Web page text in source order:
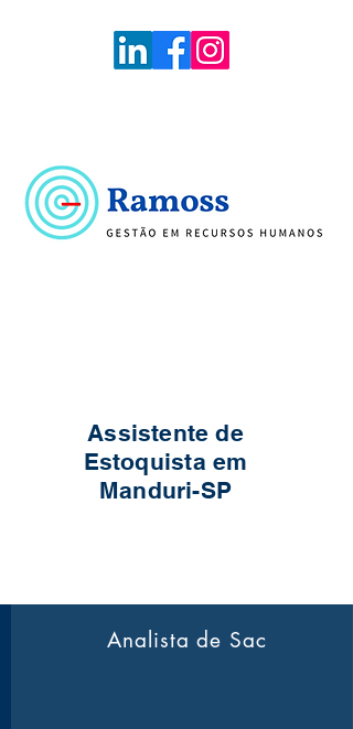
Assistente de
Estoquista em
Manduri-SP
Analista de Sac